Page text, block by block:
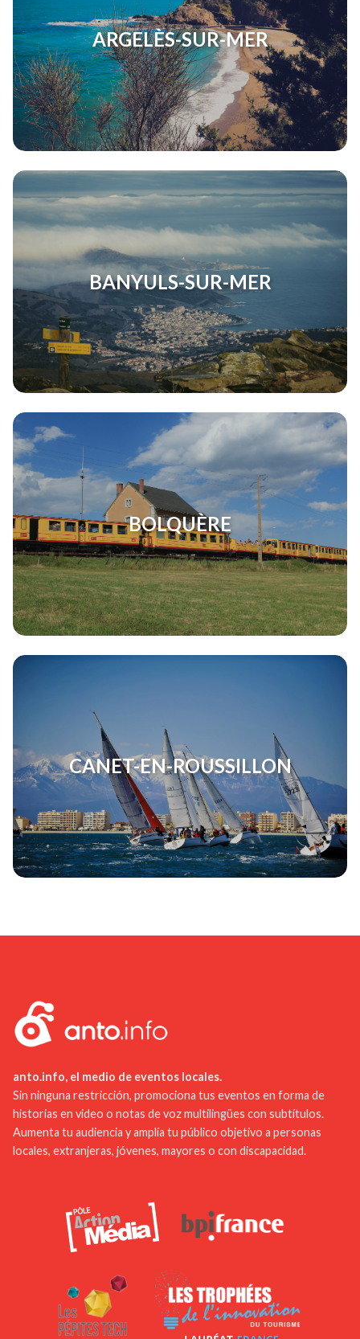
ARGELÈS-SUR-MER
BANYULS-SUR-MER
BOLQUÈRE
CANET-EN-ROUSSILLON
anto.info, el medio de eventos locales.
Sin ninguna restricción, promociona tus eventos en forma de
historias en video o notas de voz multilingües con subtítulos.
Aumenta tu audiencia y amplía tu público objetivo a personas
locales, extranjeras, jóvenes, mayores o con discapacidad.